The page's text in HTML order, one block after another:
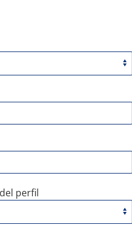
perfil